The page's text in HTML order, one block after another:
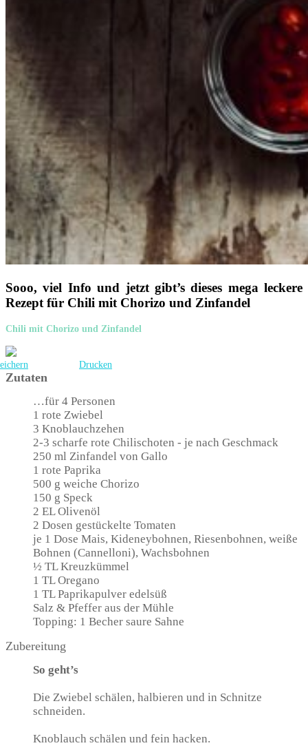
Sooo, viel Info und jetzt gibt’s dieses mega leckere
Rezept für Chili mit Chorizo und Zinfandel
Chili mit Chorizo und Zinfandel
Drucken
Zutaten
…für 4 Personen
1 rote Zwiebel
3 Knoblauchzehen
2-3 scharfe rote Chilischoten - je nach Geschmack
250 ml Zinfandel von Gallo
1 rote Paprika
500 g weiche Chorizo
150 g Speck
2 EL Olivenöl
2 Dosen gestückelte Tomaten
je 1 Dose Mais, Kideneybohnen, Riesenbohnen, weiße
Bohnen (Cannelloni), Wachsbohnen
½ TL Kreuzkümmel
1 TL Oregano
1 TL Paprikapulver edelsüß
Salz & Pfeffer aus der Mühle
Topping: 1 Becher saure Sahne
Zubereitung
So geht’s
Die Zwiebel schälen, halbieren und in Schnitze
schneiden.
Knoblauch schälen und fein hacken.